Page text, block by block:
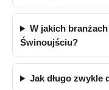
W jakich
Świnoujściu?
Jak długo zwykle